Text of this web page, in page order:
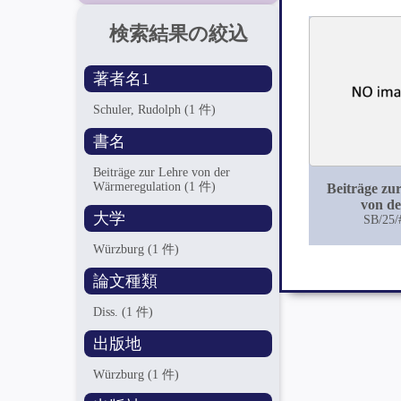
検索結果の絞込
著者名1
Schuler, Rudolph(1 件)
書名
Beiträge zur Lehre von der
Wärmeregulation(1 件)
大学
Würzburg(1 件)
論文種類
Diss.(1 件)
出版地
Würzburg(1 件)
Beiträge
von
SB/25/